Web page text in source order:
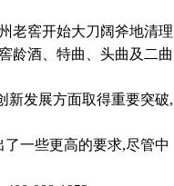
老窖开始大刀阔斧地清理
龄酒、特曲、头曲及二曲
发展方面取得重要突破,
一些更高的要求,尽管中